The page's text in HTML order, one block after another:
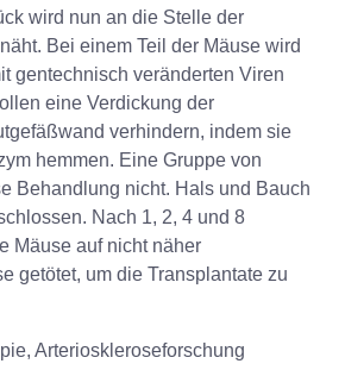
wird nun an die Stelle der
Bei einem Teil der Mäuse wird
gentechnisch veränderten Viren
eine Verdickung der
verhindern, indem sie
hemmen. Eine Gruppe von
Behandlung nicht. Hals und Bauch
Nach 1, 2, 4 und 8
Mäuse auf nicht näher
getötet, um die Transplantate zu
Arterioskleroseforschung